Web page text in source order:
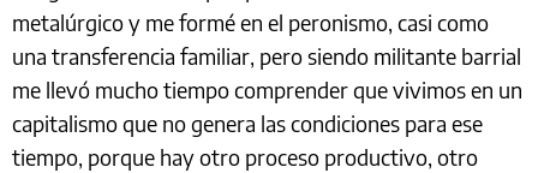
metalúrgico y me formé en el peronismo, casi como
una transferencia familiar, pero siendo militante barrial
me llevó mucho tiempo comprender que vivimos en un
capitalismo que no genera las condiciones para ese
tiempo, porque hay otro proceso productivo, otro